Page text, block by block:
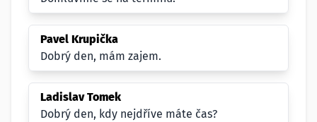
Pavel Krupička
Dobrý den, mám zajem.
Ladislav Tomek
Dobrý den, kdy nejdříve máte čas?